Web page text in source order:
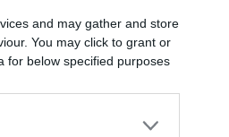
and may gather and store
You may click to grant or
for below specified purposes